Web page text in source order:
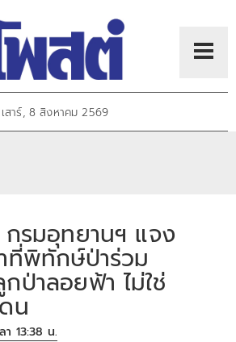
เสาร์, 8 สิงหาคม 2569
รมอุทยานฯ แจง
ที่พิทักษ์ป่าร่วม
ป่าลอยฟ้า ไม่ใช่
น
า 13:38 น.